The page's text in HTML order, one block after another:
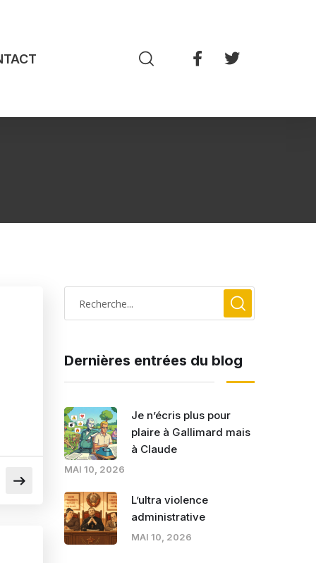
Dernières entrées du blog
Je n’écris plus pour
plaire à Gallimard mais
à Claude
MAI 10, 2026
L’ultra violence
administrative
MAI 10, 2026